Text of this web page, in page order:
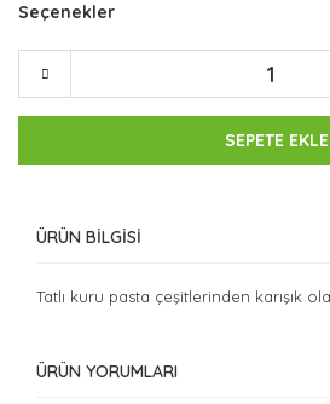
Seçenekler
SEPETE EKLE
ÜRÜN BİLGİSİ
Tatlı kuru pasta çeşitlerinden karışık
ÜRÜN YORUMLARI